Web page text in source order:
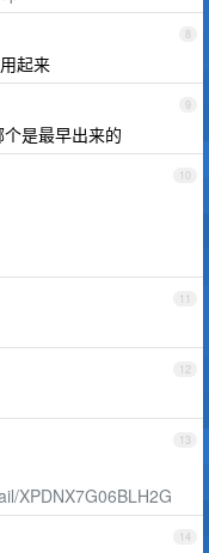
8
起来
9
是最早出来的
10
11
12
13
XPDNX7G06BLH2G
14